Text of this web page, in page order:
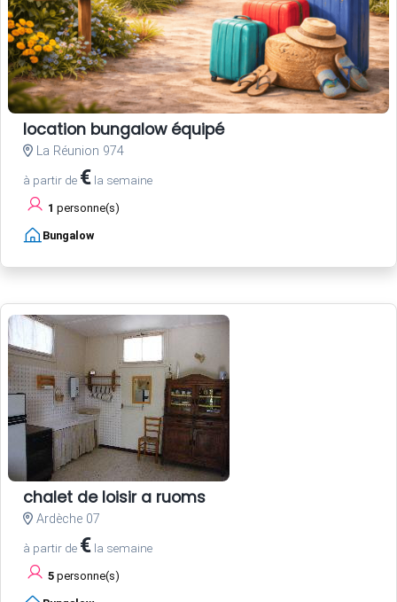
location bungalow équipé
La Réunion 974
à partir de € la semaine
1 personne(s)
Bungalow
chalet de loisir a ruoms
Ardèche 07
à partir de € la semaine
5 personne(s)